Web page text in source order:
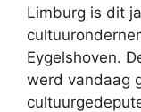
Limburg is dit
Eygelshoven.
werd vandaag